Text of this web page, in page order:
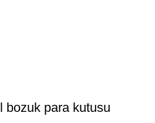
bozuk para kutusu